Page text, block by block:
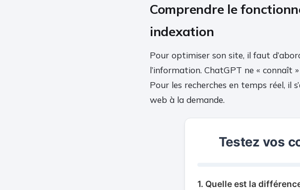
Comprendre le
indexation
Pour optimiser son site, il faut
l’information. ChatGPT ne «
Pour les recherches en temps réel, il
web à la demande.
Testez vos
1. Quelle est la